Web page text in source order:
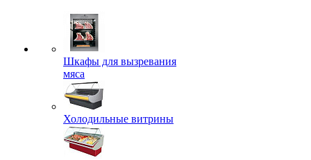
Шкафы для вызревания
мяса
Холодильные витрины